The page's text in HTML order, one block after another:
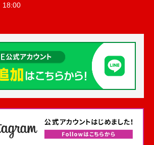
18:00